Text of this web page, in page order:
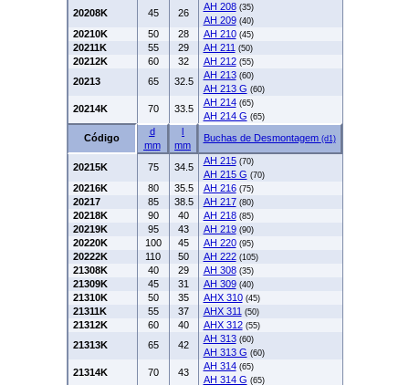
20208K 45 26
AH 208 (35)
AH 209 (40)
20210K 50 28 AH 210 (45)
20211K 55 29 AH 211 (50)
20212K 60 32 AH 212 (55)
20213 65 32.5
AH 213 (60)
AH 213 G (60)
20214K 70 33.5
AH 214 (65)
AH 214 G (65)
Código
d
mm
l
mm
Buchas de Desmontagem (d1)
20215K 75 34.5
AH 215 (70)
AH 215 G (70)
20216K 80 35.5 AH 216 (75)
20217 85 38.5 AH 217 (80)
20218K 90 40 AH 218 (85)
20219K 95 43 AH 219 (90)
20220K 100 45 AH 220 (95)
20222K 110 50 AH 222 (105)
21308K 40 29 AH 308 (35)
21309K 45 31 AH 309 (40)
21310K 50 35 AHX 310 (45)
21311K 55 37 AHX 311 (50)
21312K 60 40 AHX 312 (55)
21313K 65 42
AH 313 (60)
AH 313 G (60)
21314K 70 43
AH 314 (65)
AH 314 G (65)